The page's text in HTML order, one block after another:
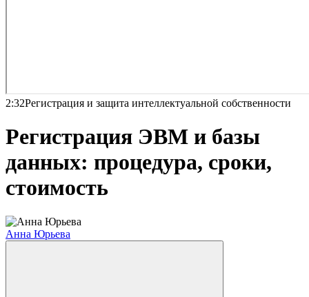
2:32Регистрация и защита интеллектуальной собственности
Регистрация ЭВМ и базы
данных: процедура, сроки,
стоимость
Анна Юрьева